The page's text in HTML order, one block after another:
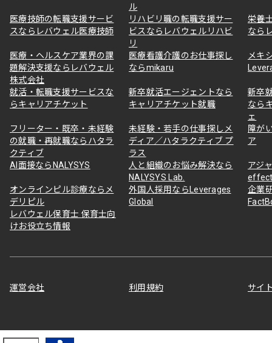
ル
医療技師の転職支援サービ
スならレバウェル医療技師
リハビリ職の転職支援サー
ビスならレバウェルリハビ
リ
栄養
なら
医療・ヘルスケア業界の課
題解決支援ならレバウェル
株式会社
医療看護介護のお仕事探し
ならmikaru
メキ
就活・転職支援サービスな
らキャリアチケット
新卒就活エージェントなら
キャリアチケット就職
新卒
なら
ェ
フリーター・既卒・未経験
の就職・再就職ならハタラ
クティブ
未経験・若手の仕事探しメ
ディア／ハタラクティブ プ
ラス
障が
ア
AI面接ならNALYSYS
人と組織のお悩み解決なら
NALYSYS Lab.
アジ
オンラインピル診療ならメ
デリピル
外国人採用ならLeverages
Global
企業
レバウェル保育士 保育士向
けお役立ち情報
運営会社 利用規約 サイ